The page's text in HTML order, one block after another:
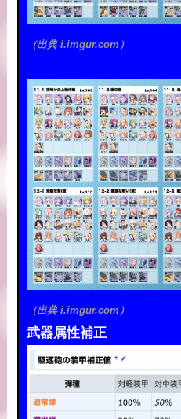
（出典 i.imgur.com）
（出典 i.imgur.com）
武器属性補正